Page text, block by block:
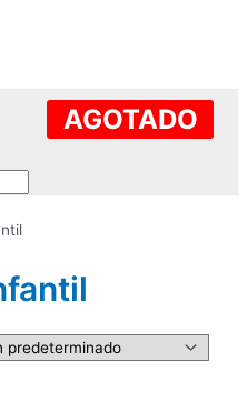
AGOTADO